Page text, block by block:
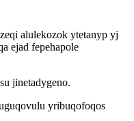
alulekozok ytetanyp yj
ejad fepehapole
jinetadygeno.
yribuqofoqos